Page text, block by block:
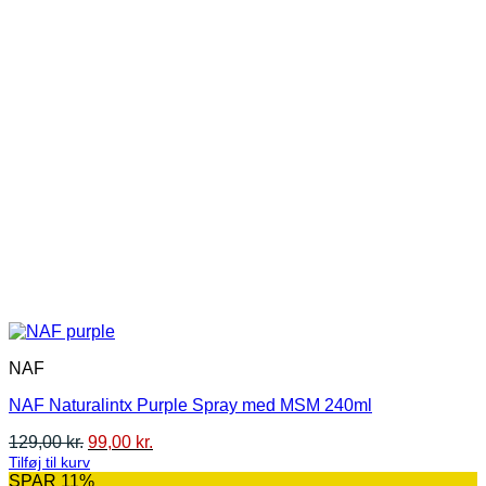
NAF
NAF Naturalintx Purple Spray med MSM 240ml
129,00kr. Den
oprindelige
pris
99,00 kr.
Tilføj til kurv
SPAR 11%